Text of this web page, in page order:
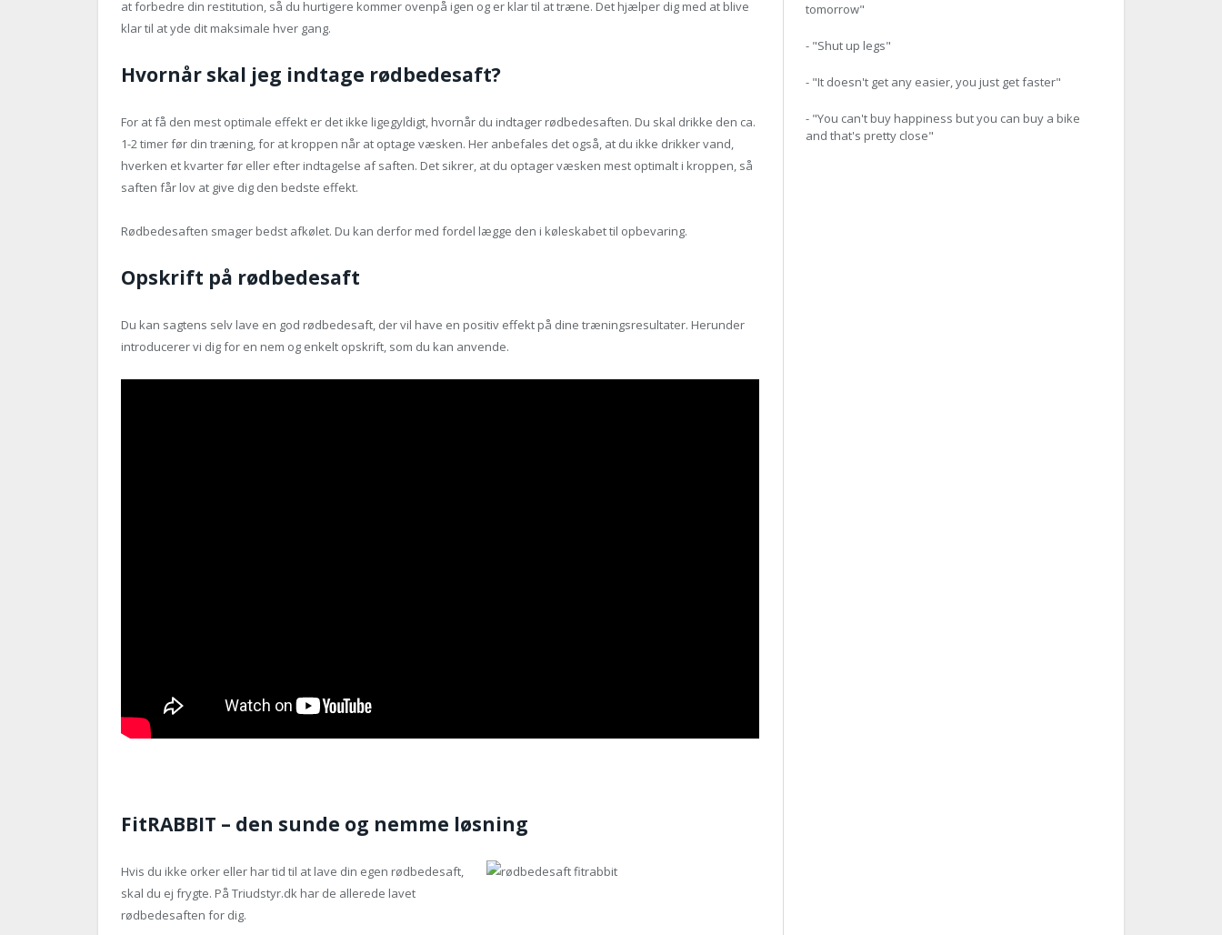
at forbedre din restitution, så du hurtigere kommer ovenpå igen og er klar til at træne. Det hjælper dig med at blive
klar til at yde dit maksimale hver gang.
Hvornår skal jeg indtage rødbedesaft?
For at få den mest optimale effekt er det ikke ligegyldigt, hvornår du indtager rødbedesaften. Du skal drikke den ca.
1-2 timer før din træning, for at kroppen når at optage væsken. Her anbefales det også, at du ikke drikker vand,
hverken et kvarter før eller efter indtagelse af saften. Det sikrer, at du optager væsken mest optimalt i kroppen, så
saften får lov at give dig den bedste effekt.
Rødbedesaften smager bedst afkølet. Du kan derfor med fordel lægge den i køleskabet til opbevaring.
Opskrift på rødbedesaft
Du kan sagtens selv lave en god rødbedesaft, der vil have en positiv effekt på dine træningsresultater. Herunder
introducerer vi dig for en nem og enkelt opskrift, som du kan anvende.
FitRABBIT – den sunde og nemme løsning
Hvis du ikke orker eller har tid til at lave din egen rødbedesaft,
skal du ej frygte. På Triudstyr.dk har de allerede lavet
rødbedesaften for dig.
tomorrow"
- "Shut up legs"
- "It doesn't get any easier, you just get faster"
- "You can't buy happiness but you can buy a bike
and that's pretty close"